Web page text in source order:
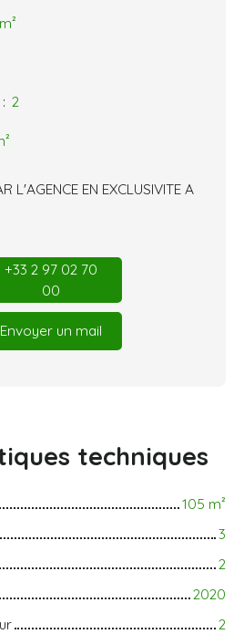
m²
: 2
L'AGENCE EN EXCLUSIVITE A
+33 2 97 02 70
00
Envoyer un mail
techniques
105 m²
3
2
2020
2